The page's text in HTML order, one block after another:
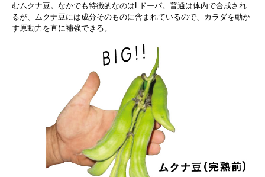
むムクナ豆。なかでも特徴的なのはLドーパ。普通は体内で合成され
るが、ムクナ豆には成分そのものに含まれているので、カラダを動か
す原動力を直に補強できる。